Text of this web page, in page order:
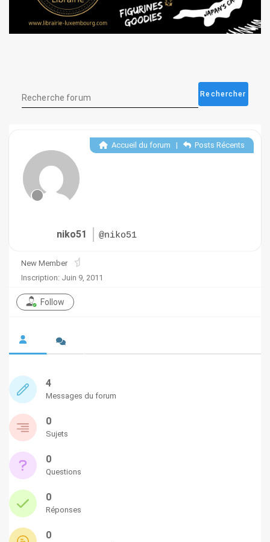
niko51 @niko51
Accueil du forum | Posts Récents
New Member
Inscription: Juin 9, 2011
Follow
4
Messages du forum
0
Sujets
0
Questions
0
Réponses
0